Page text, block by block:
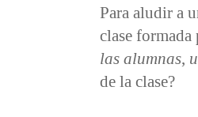
Para aludir a
clase
las alumnas,
de la clase?